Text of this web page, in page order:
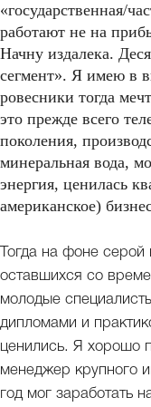
«государственная/
работают не на
Начну издалека.
сегмент». Я имею в
ровесники тогда
это прежде всего
поколения,
минеральная вода,
энергия, ценилась
американское)
Тогда на фоне
оставшихся со
молодые
дипломами и
ценились. Я хорошо
менеджер крупного
год мог заработать